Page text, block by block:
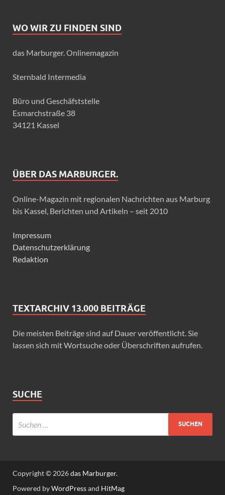
WO WIR ZU FINDEN SIND
das Marburger. Onlinemagazin
Sternbald Intermedia
Büro und Geschäfststelle
Esmarchstraße 38
34121 Kassel
ÜBER DAS MARBURGER.
Online-Magazin mit regionalen Nachrichten aus Marburg
bis Kassel, Berichten und Artikeln – seit 2010
Impressum
Datenschutzerklärung
Redaktion
TEXTARCHIV 13.000 BEITRÄGE
Die meisten Beiträge sind auf Dauer veröffentlicht. Sie
lassen sich mit Wortsuche oder Überschriften aufrufen.
SUCHE
Copyright © 2026das Marburger.
Powered byWordPressand HitMag